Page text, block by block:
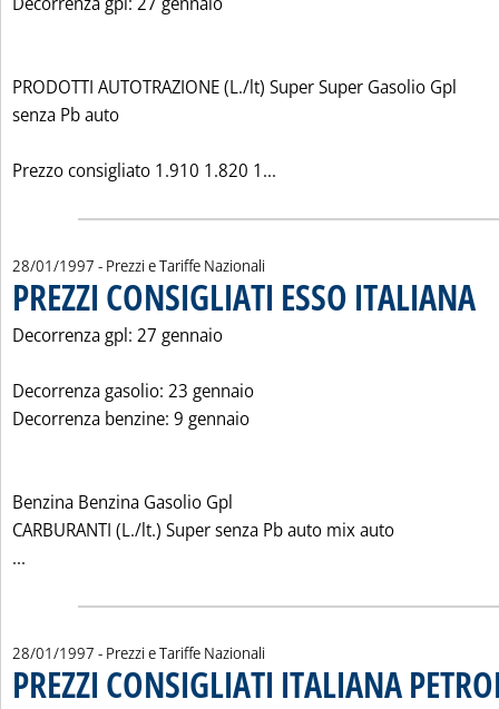
PRODOTTI AUTOTRAZIONE (L./lt) Super Super Gasolio Gpl
senza Pb auto
Prezzo consigliato 1.910 1.820 1...
28/01/1997 - Prezzi e Tariffe Nazionali
PREZZI CONSIGLIATI ESSO ITALIANA
Decorrenza gpl: 27 gennaio
Decorrenza gasolio: 23 gennaio
Decorrenza benzine: 9 gennaio
Benzina Benzina Gasolio Gpl
CARBURANTI (L./lt.) Super senza Pb auto mix auto
...
28/01/1997 - Prezzi e Tariffe Nazionali
PREZZI CONSIGLIATI ITALIANA